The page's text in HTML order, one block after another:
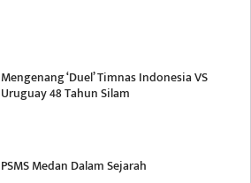
Mengenang ‘Duel’ Timnas Indonesia VS
Uruguay 48 Tahun Silam
PSMS Medan Dalam Sejarah